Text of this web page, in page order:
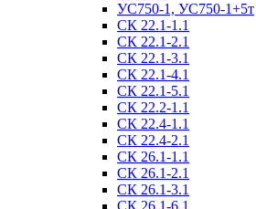
УС750-1, УС750-1+5т
СК 22.1-1.1
СК 22.1-2.1
СК 22.1-3.1
СК 22.1-4.1
СК 22.1-5.1
СК 22.2-1.1
СК 22.4-1.1
СК 22.4-2.1
СК 26.1-1.1
СК 26.1-2.1
СК 26.1-3.1
СК 26.1-6.1